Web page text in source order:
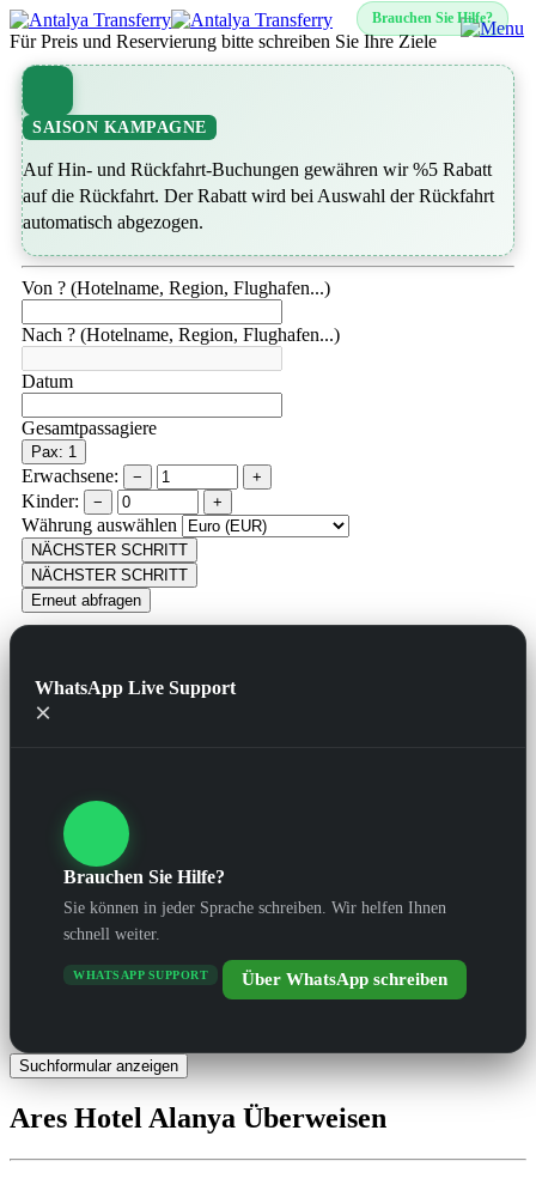
Brauchen Sie Hilfe?
Für Preis und Reservierung bitte schreiben Sie Ihre Ziele
SAISON KAMPAGNE
Auf Hin- und Rückfahrt-Buchungen gewähren wir %5 Rabatt
auf die Rückfahrt. Der Rabatt wird bei Auswahl der Rückfahrt
automatisch abgezogen.
Von ? (Hotelname, Region, Flughafen...)
Nach ? (Hotelname, Region, Flughafen...)
Datum
Gesamtpassagiere
Pax: 1
Erwachsene: − +
Kinder: − +
Währung auswählen
NÄCHSTER SCHRITT
NÄCHSTER SCHRITT
Erneut abfragen
WhatsApp Live Support
×
Brauchen Sie Hilfe?
Sie können in jeder Sprache schreiben. Wir helfen Ihnen
schnell weiter.
WHATSAPP SUPPORT Über WhatsApp schreiben
Suchformular anzeigen
Ares Hotel Alanya Überweisen